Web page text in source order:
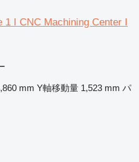
1 I CNC Machining Center I
mm Y軸移動量 1,523 mm パ